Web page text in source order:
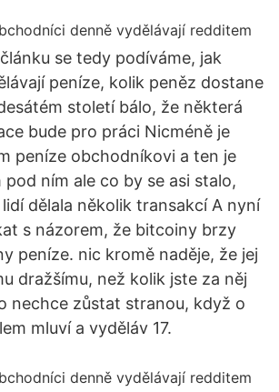
se tedy podíváme, jak
peníze, kolik peněz dostane
století bálo, že některá
bude pro práci Nicméně je
peníze obchodníkovi a ten je
ním ale co by se asi stalo,
dělala několik transakcí A nyní
s názorem, že bitcoiny brzy
peníze. nic kromě naděje, že jej
dražšímu, než kolik jste za něj
nechce zůstat stranou, když o
mluví a vyděláv 17.